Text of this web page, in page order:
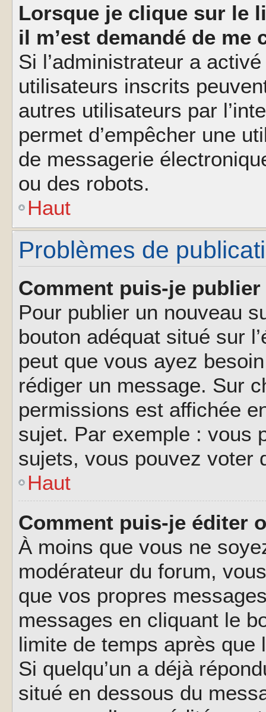
Lorsque je clique sur le
il m’est demandé de me
Si l’administrateur a
utilisateurs inscrits
autres utilisateurs par
permet d’empêcher une
de messagerie
ou des robots.
Haut
Problèmes de
Comment puis-je
Pour publier un nouveau
bouton adéquat situé sur
peut que vous ayez
rédiger un message. Sur
permissions est affichée
sujet. Par exemple : vous
sujets, vous pouvez voter
Haut
Comment puis-je éditer
À moins que vous ne
modérateur du forum,
que vos propres
messages en cliquant le
limite de temps après
Si quelqu’un a déjà
situé en dessous du